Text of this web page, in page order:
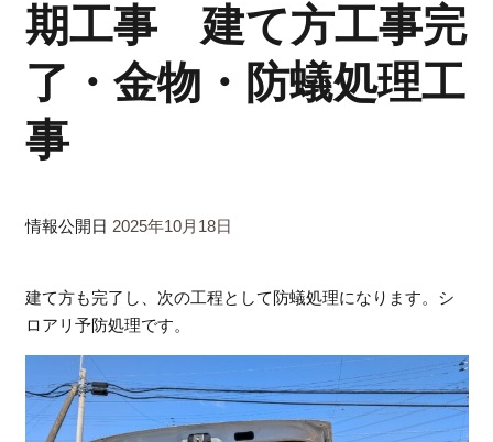
期工事 建て方工事完
了・金物・防蟻処理工
事
情報公開日 2025年10月18日
建て方も完了し、次の工程として防蟻処理になります。シ
ロアリ予防処理です。